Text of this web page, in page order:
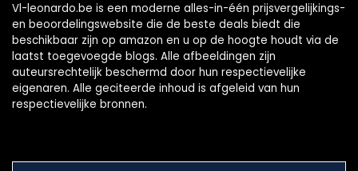
Vl-leonardo.be is een moderne alles-in-één prijsvergelijkings-
en beoordelingswebsite die de beste deals biedt die
beschikbaar zijn op amazon en u op de hoogte houdt via de
laatst toegevoegde blogs. Alle afbeeldingen zijn
auteursrechtelijk beschermd door hun respectievelijke
eigenaren. Alle geciteerde inhoud is afgeleid van hun
respectievelijke bronnen.